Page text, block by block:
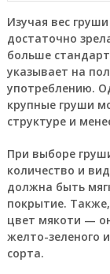
Изучая вес
достаточно
больше
указывает на
употреблению.
крупные груши
структуре и
При выборе
количество и
должна быть
покрытие.
цвет мякоти —
желто-зеленого
сорта.